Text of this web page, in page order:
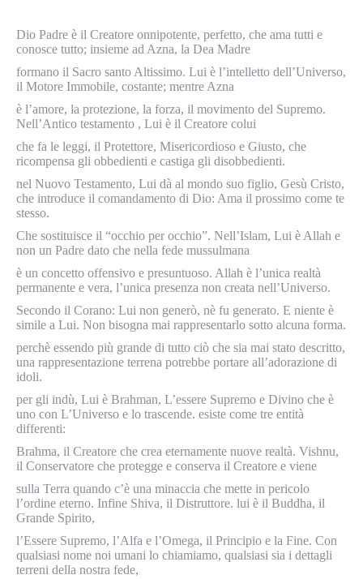
Dio Padre è il Creatore onnipotente, perfetto, che ama tutti e
conosce tutto; insieme ad Azna, la Dea Madre
formano il Sacro santo Altissimo. Lui è l’intelletto dell’Universo,
il Motore Immobile, costante; mentre Azna
è l’amore, la protezione, la forza, il movimento del Supremo.
Nell’Antico testamento , Lui è il Creatore colui
che fa le leggi, il Protettore, Misericordioso e Giusto, che
ricompensa gli obbedienti e castiga gli disobbedienti.
nel Nuovo Testamento, Lui dà al mondo suo figlio, Gesù Cristo,
che introduce il comandamento di Dio: Ama il prossimo come te
stesso.
Che sostituisce il “occhio per occhio”. Nell’Islam, Lui è Allah e
non un Padre dato che nella fede mussulmana
è un concetto offensivo e presuntuoso. Allah è l’unica realtà
permanente e vera, l’unica presenza non creata nell’Universo.
Secondo il Corano: Lui non generò, nè fu generato. E niente è
simile a Lui. Non bisogna mai rappresentarlo sotto alcuna forma.
perchè essendo più grande di tutto ciò che sia mai stato descritto,
una rappresentazione terrena potrebbe portare all’adorazione di
idoli.
per gli indù, Lui è Brahman, L’essere Supremo e Divino che è
uno con L’Universo e lo trascende. esiste come tre entità
differenti:
Brahma, il Creatore che crea eternamente nuove realtà. Vishnu,
il Conservatore che protegge e conserva il Creatore e viene
sulla Terra quando c’è una minaccia che mette in pericolo
l’ordine eterno. Infine Shiva, il Distruttore. lui è il Buddha, il
Grande Spirito,
l’Essere Supremo, l’Alfa e l’Omega, il Principio e la Fine. Con
qualsiasi nome noi umani lo chiamiamo, qualsiasi sia i dettagli
terreni della nostra fede,